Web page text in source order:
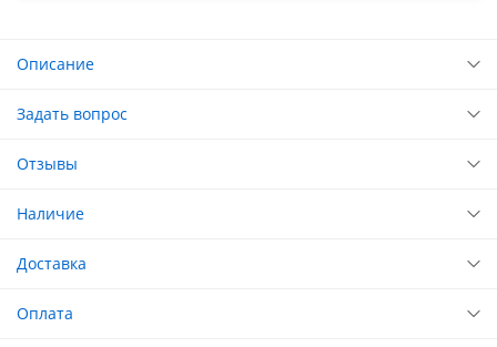
Описание
Задать вопрос
Отзывы
Наличие
Доставка
Оплата